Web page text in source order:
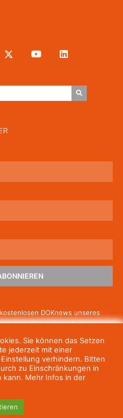
DOKnews unseres
dem Klick auf den Button
Wenn Sie unsere
mehr erhalten wollen, können
abmelden.
Sie können das Setzen
jederzeit mit einer
verhindern. Bitten
zu Einschränkungen in
kann. Mehr Infos in der